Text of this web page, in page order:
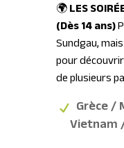
🌍LES
(Dès 14 ans)
Sundgau,
pour
de plusieurs
Grèce/
Vietnam